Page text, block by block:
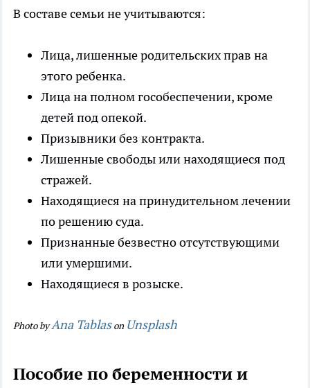
В составе семьи не учитываются:
Лица, лишенные родительских прав на
этого ребенка.
Лица на полном гособеспечении, кроме
детей под опекой.
Призывники без контракта.
Лишенные свободы или находящиеся под
стражей.
Находящиеся на принудительном лечении
по решению суда.
Признанные безвестно отсутствующими
или умершими.
Находящиеся в розыске.
Photo byAna Tablason Unsplash
Пособие по беременности и